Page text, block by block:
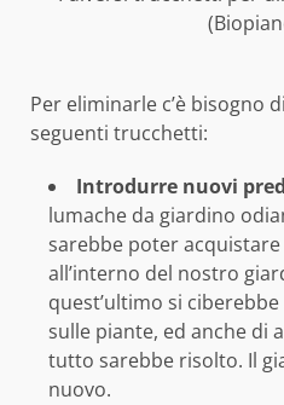
Per eliminarle c’è bisogno
seguenti trucchetti:
Introdurre nuovi
lumache da giardino
sarebbe poter
all’interno del nostro
quest’ultimo si
sulle piante, ed anche di
tutto sarebbe risolto. Il
nuovo.